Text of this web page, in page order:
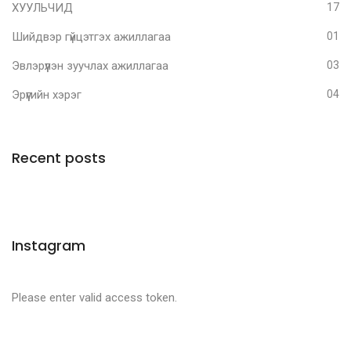
ХУУЛЬЧИД 17
Шийдвэр гүйцэтгэх ажиллагаа 01
Эвлэрүүлэн зуучлах ажиллагаа 03
Эрүүгийн хэрэг 04
Recent posts
Instagram
Please enter valid access token.